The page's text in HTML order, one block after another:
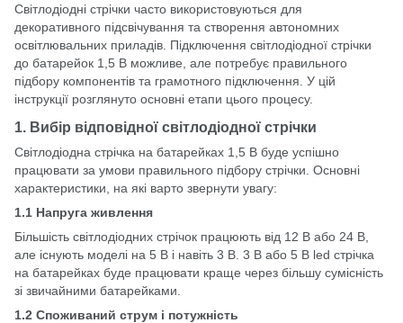
Світлодіодні стрічки часто використовуються для
декоративного підсвічування та створення автономних
освітлювальних приладів. Підключення світлодіодної стрічки
до батарейок 1,5 В можливе, але потребує правильного
підбору компонентів та грамотного підключення. У цій
інструкції розглянуто основні етапи цього процесу.
1. Вибір відповідної світлодіодної стрічки
Світлодіодна стрічка на батарейках 1,5 В буде успішно
працювати за умови правильного підбору стрічки. Основні
характеристики, на які варто звернути увагу:
1.1 Напруга живлення
Більшість світлодіодних стрічок працюють від 12 В або 24 В,
але існують моделі на 5 В і навіть 3 В. 3 В або 5 В led стрічка
на батарейках буде працювати краще через більшу сумісність
зі звичайними батарейками.
1.2 Споживаний струм і потужність